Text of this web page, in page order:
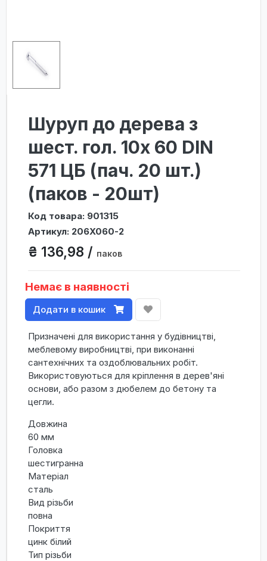
Шуруп до дерева з
шест. гол. 10х 60 DIN
571 ЦБ (пач. 20 шт.)
(паков - 20шт)
Код товара: 901315
Артикул: 206X060-2
₴ 136,98 / паков
Немає в наявності
Додати в кошик
Призначені для використання у будівництві,
меблевому виробництві, при виконанні
сантехнічних та оздоблювальних робіт.
Використовуються для кріплення в дерев'яні
основи, або разом з дюбелем до бетону та
цегли.
Довжина
60 мм
Головка
шестигранна
Матеріал
сталь
Вид різьби
повна
Покриття
цинк білий
Тип різьби